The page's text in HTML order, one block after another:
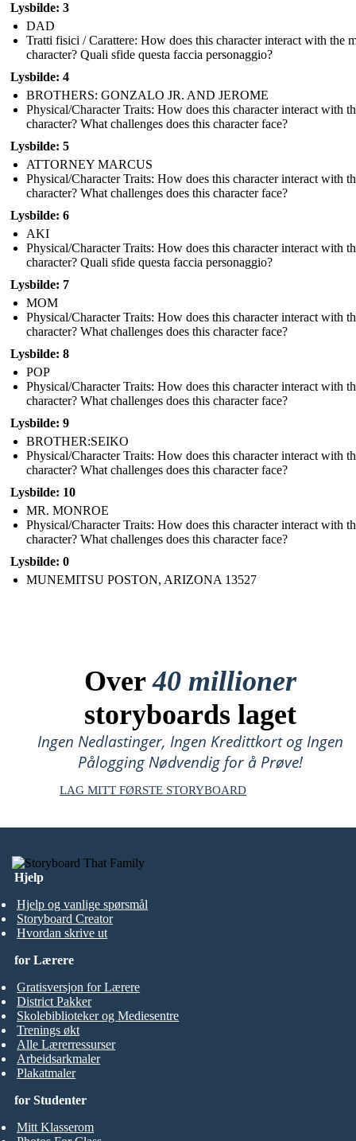
Lysbilde: 3
DAD
Tratti fisici / Carattere: How does this character interact with the
character? Quali sfide questa faccia personaggio?
Lysbilde: 4
BROTHERS: GONZALO JR. AND JEROME
Physical/Character Traits: How does this character interact with
character? What challenges does this character face?
Lysbilde: 5
ATTORNEY MARCUS
Physical/Character Traits: How does this character interact with
character? What challenges does this character face?
Lysbilde: 6
AKI
Physical/Character Traits: How does this character interact with
character? Quali sfide questa faccia personaggio?
Lysbilde: 7
MOM
Physical/Character Traits: How does this character interact with
character? What challenges does this character face?
Lysbilde: 8
POP
Physical/Character Traits: How does this character interact with
character? What challenges does this character face?
Lysbilde: 9
BROTHER:SEIKO
Physical/Character Traits: How does this character interact with
character? What challenges does this character face?
Lysbilde: 10
MR. MONROE
Physical/Character Traits: How does this character interact with
character? What challenges does this character face?
Lysbilde: 0
MUNEMITSU POSTON, ARIZONA 13527
Over40 millioner
storyboards laget
Ingen Nedlastinger, Ingen Kredittkort og Ingen
Pålogging Nødvendig for å Prøve!
LAG MITT FØRSTE STORYBOARD
Hjelp
Hjelp og vanlige spørsmål
Storyboard Creator
Hvordan skrive ut
for Studenter
Mitt Klasserom
for Lærere
Gratisversjon for Lærere
District Pakker
Skolebiblioteker og Mediesentre
Trenings økt
Alle Lærerressurser
Arbeidsarkmaler
Plakatmaler